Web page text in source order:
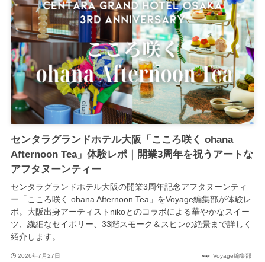
センタラグランドホテル大阪「こころ咲く ohana
Afternoon Tea」体験レポ｜開業3周年を祝うアートな
アフタヌーンティー
センタラグランドホテル大阪の開業3周年記念アフタヌーンティ
ー「こころ咲く ohana Afternoon Tea」をVoyage編集部が体験レ
ポ。大阪出身アーティストnikoとのコラボによる華やかなスイー
ツ、繊細なセイボリー、33階スモーク＆スピンの絶景まで詳しく
紹介します。
2026年7月27日 Voyage編集部